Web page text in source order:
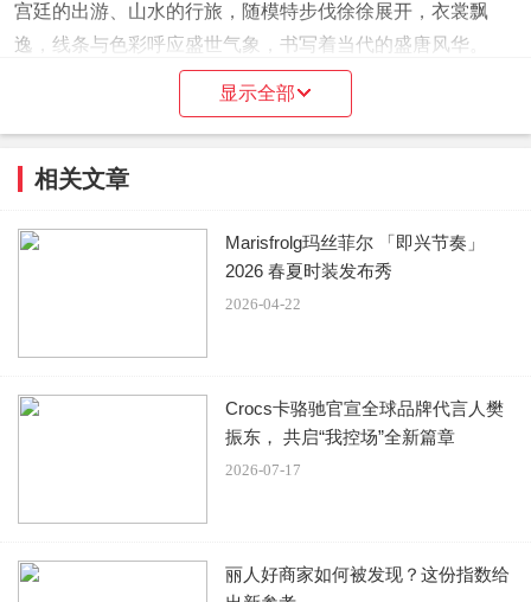
宫廷的出游、山水的行旅，随模特步伐徐徐展开，衣裳飘
逸，线条与色彩呼应盛世气象，书写着当代的盛唐风华。
夏姿陈 SHIATZY CHEN 2026/2027 秋冬系列「舞玉」
材襦裙、高腰比例，笔直线条勾勒身形；短上身与高腰下身
的对比，将裹裙转化为腰封，勾勒胸线与领口轮廓。主色调
汲取自唐代山水与春游图景，融入唐三彩的色彩语言，以
光泽。整体色盘在明亮与内敛间取得平衡，映照着唐代的开
阔气度与内在文化自信。
夏姿陈 SHIATZY CHEN 2026/2027 秋冬系列「舞玉」
于身，化为贴身的精神标记。开版图腾以山水、鹿纹与宫廷
显示全部
相关文章
Marisfrolg玛丝菲尔 「即兴节奏」
2026 春夏时装发布秀
2026-04-22
Crocs卡骆驰官宣全球品牌代言人樊
振东， 共启“我控场”全新篇章
2026-07-17
丽人好商家如何被发现？这份指数给